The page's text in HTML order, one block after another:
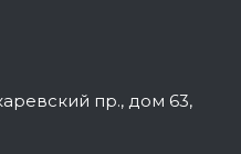
пр., дом 63,